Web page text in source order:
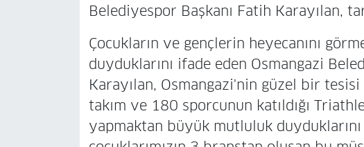
Belediyespor Başkanı Fatih Karayılan,
Çocukların ve gençlerin heyecanını
duyduklarını ifade eden Osmangazi
Karayılan, Osmangazi'nin güzel bir
takım ve 180 sporcunun katıldığı
yapmaktan büyük mutluluk